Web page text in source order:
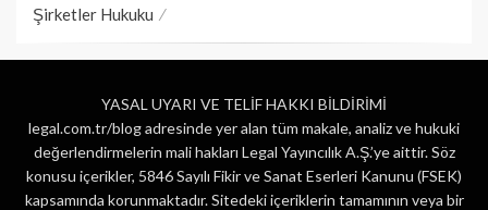
Şirketler Hukuku
YASAL UYARI VE TELİF HAKKI BİLDİRİMİ
legal.com.tr/blog adresinde yer alan tüm makale, analiz ve hukuki
değerlendirmelerin mali hakları Legal Yayıncılık A.Ş.’ye aittir. Söz
konusu içerikler, 5846 Sayılı Fikir ve Sanat Eserleri Kanunu (FSEK)
kapsamında korunmaktadır. Sitedeki içeriklerin tamamının veya bir